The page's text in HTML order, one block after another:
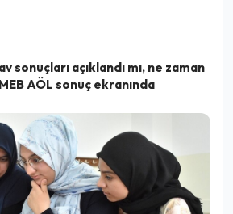
sonuçları açıklandı mı, ne zaman
AÖL sonuç ekranında